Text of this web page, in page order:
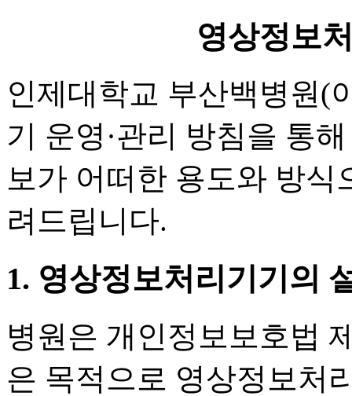
영상정보
인제대학교 부산백병원(
기 운영·관리 방침을 통
보가 어떠한 용도와 방식
려드립니다.
1. 영상정보처리기기의
병원은 개인정보보호법
은 목적으로 영상정보처